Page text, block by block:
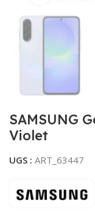
SAMSUNG
Violet
UGS : ART_63447